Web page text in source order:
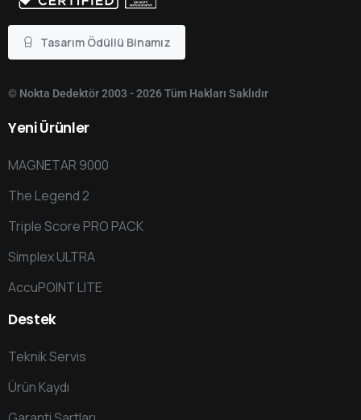
Tasarım Ödüllü Binamız
© Nokta Dedektör 2003 - 2026 Tüm Hakları Saklıdır
YeniÜrünler
MAGNETAR 9000
The Legend 2
Triple Score PRO PACK
Simplex ULTRA
AccuPOINT LITE
Destek
Teknik Servis
Ürün Kaydı